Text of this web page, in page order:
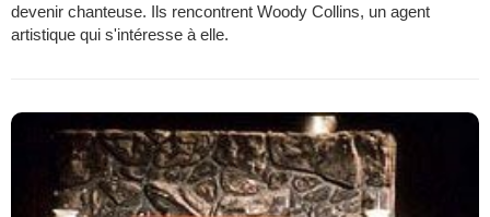
devenir chanteuse. Ils rencontrent Woody Collins, un agent
artistique qui s'intéresse à elle.